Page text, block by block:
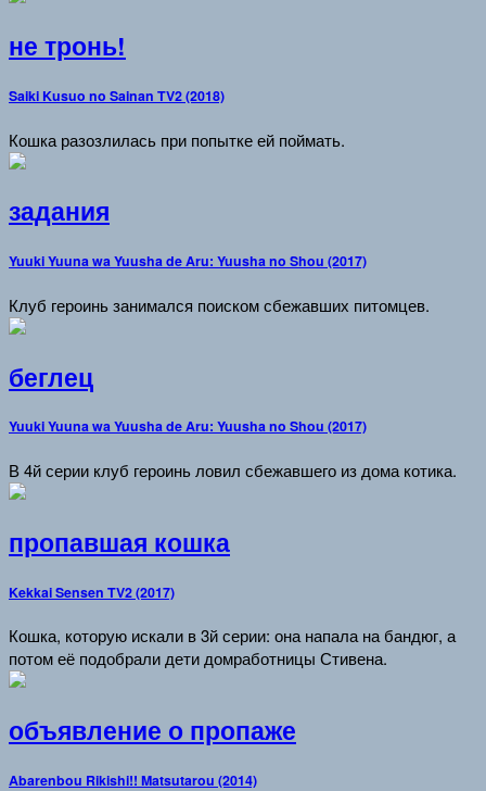
не тронь!
Saiki Kusuo no Sainan TV2 (2018)
Кошка разозлилась при попытке ей поймать.
задания
Yuuki Yuuna wa Yuusha de Aru: Yuusha no Shou (2017)
Клуб героинь занимался поиском сбежавших питомцев.
беглец
Yuuki Yuuna wa Yuusha de Aru: Yuusha no Shou (2017)
В 4й серии клуб героинь ловил сбежавшего из дома котика.
пропавшая кошка
Kekkai Sensen TV2 (2017)
Кошка, которую искали в 3й серии: она напала на бандюг, а
потом её подобрали дети домработницы Стивена.
объявление о пропаже
Abarenbou Rikishi!! Matsutarou (2014)